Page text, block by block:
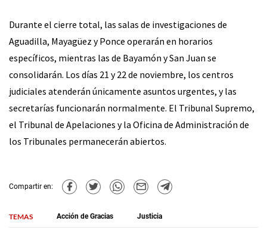
Durante el cierre total, las salas de investigaciones de
Aguadilla, Mayagüez y Ponce operarán en horarios
específicos, mientras las de Bayamón y San Juan se
consolidarán. Los días 21 y 22 de noviembre, los centros
judiciales atenderán únicamente asuntos urgentes, y las
secretarías funcionarán normalmente. El Tribunal Supremo,
el Tribunal de Apelaciones y la Oficina de Administración de
los Tribunales permanecerán abiertos.
Compartir en:
TEMAS Acción de Gracias Justicia